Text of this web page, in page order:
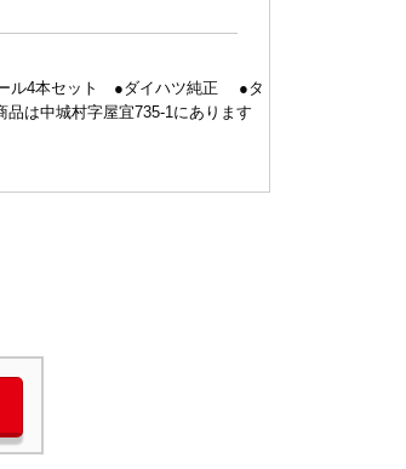
ル4本セット ●ダイハツ純正 ●タ
は中城村字屋宜735-1にあります